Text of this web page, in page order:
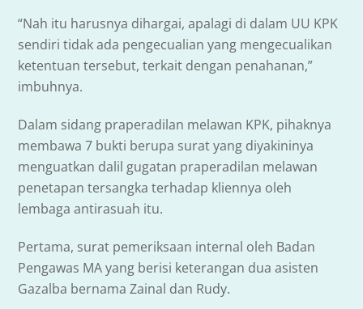
“Nah itu harusnya dihargai, apalagi di dalam UU KPK
sendiri tidak ada pengecualian yang mengecualikan
ketentuan tersebut, terkait dengan penahanan,”
imbuhnya.
Dalam sidang praperadilan melawan KPK, pihaknya
membawa 7 bukti berupa surat yang diyakininya
menguatkan dalil gugatan praperadilan melawan
penetapan tersangka terhadap kliennya oleh
lembaga antirasuah itu.
Pertama, surat pemeriksaan internal oleh Badan
Pengawas MA yang berisi keterangan dua asisten
Gazalba bernama Zainal dan Rudy.